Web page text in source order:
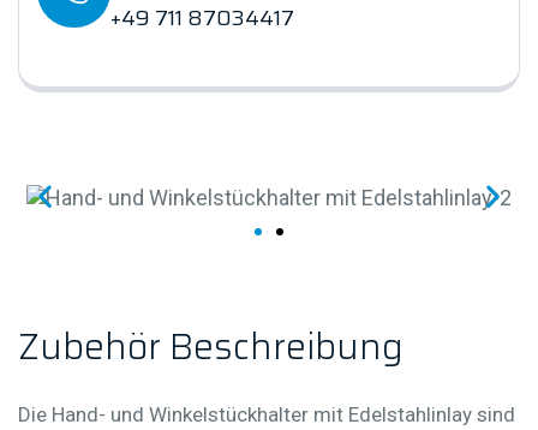
+49 711 87034417
Zubehör Beschreibung
Die Hand- und Winkelstückhalter mit Edelstahlinlay sind